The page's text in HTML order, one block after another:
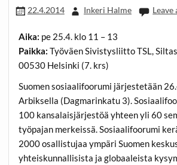
22.4.2014 Inkeri Halme Leave
Aika: pe 25.4. klo 11 – 13
Paikka: Työväen Sivistysliitto TSL,
00530 Helsinki (7. krs)
Suomen sosiaalifoorumi järjestetään
Arbiksella (Dagmarinkatu 3).
100 kansalaisjärjestöä yhteen yli 60
työpajan merkeissä. Sosiaalifoorumi
2000 osallistujaa ympäri Suomen
yhteiskunnallisista ja globaaleista